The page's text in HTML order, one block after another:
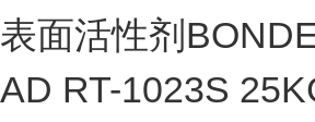
表面活性剂
AD RT-1023S